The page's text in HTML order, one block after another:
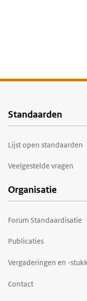
Voet
Standaarden
Lijst open standaarden
Veelgestelde vragen
Organisatie
Forum Standaardisatie
Publicaties
Vergaderingen en -
Contact